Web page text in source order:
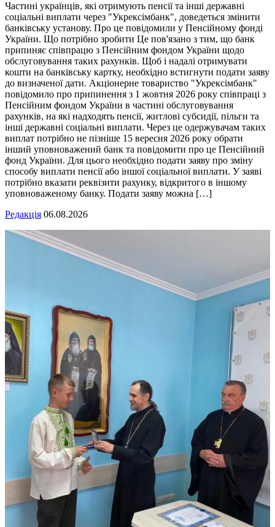
Частині українців, які отримують пенсії та інші державні
соціальні виплати через "Укрексімбанк", доведеться змінити
банківську установу. Про це повідомили у Пенсійному фонді
України. Що потрібно зробити Це пов'язано з тим, що банк
припиняє співпрацю з Пенсійним фондом України щодо
обслуговування таких рахунків. Щоб і надалі отримувати
кошти на банківську картку, необхідно встигнути подати заяву
до визначеної дати. Акціонерне товариство "Укрексімбанк"
повідомило про припинення з 1 жовтня 2026 року співпраці з
Пенсійним фондом України в частині обслуговування
рахунків, на які надходять пенсії, житлові субсидії, пільги та
інші державні соціальні виплати. Через це одержувачам таких
виплат потрібно не пізніше 15 вересня 2026 року обрати
інший уповноважений банк та повідомити про це Пенсійний
фонд України. Для цього необхідно подати заяву про зміну
способу виплати пенсії або іншої соціальної виплати. У заяві
потрібно вказати реквізити рахунку, відкритого в іншому
уповноваженому банку. Подати заяву можна […]
Редакція 06.08.2026